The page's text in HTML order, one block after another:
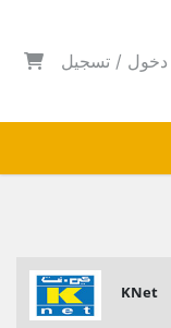
دخول / تسجيل
KNet